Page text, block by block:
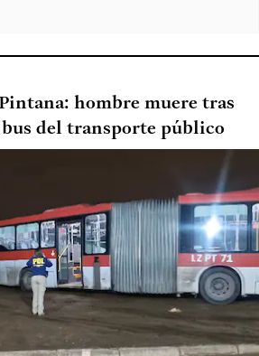
hombre muere tras
bus del transporte público